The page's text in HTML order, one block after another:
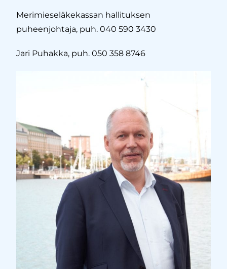
Merimieseläkekassan hallituksen
puheenjohtaja, puh. 040 590 3430
Jari Puhakka, puh. 050 358 8746